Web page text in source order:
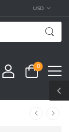
USD
0